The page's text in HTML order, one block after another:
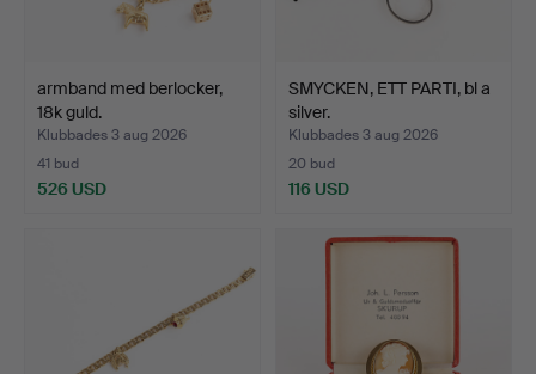
armband med berlocker,
18k guld.
Klubbades 3 aug 2026
41 bud
526 USD
SMYCKEN, ETT PARTI, bl a
silver.
Klubbades 3 aug 2026
20 bud
116 USD